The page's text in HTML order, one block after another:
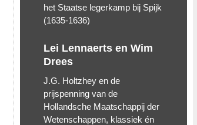
het Staatse legerkamp bij Spijk
(1635-1636)
Lei Lennaerts en Wim
Drees
J.G. Holtzhey en de
prijspenning van de
Hollandsche Maatschappij der
Wetenschappen, klassiek én